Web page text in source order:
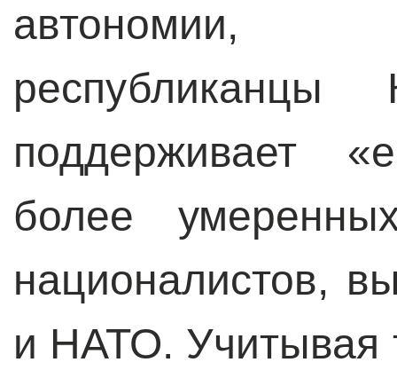
автономии,
республиканцы
поддерживает
более
националистов,
и НАТО. Учитывая